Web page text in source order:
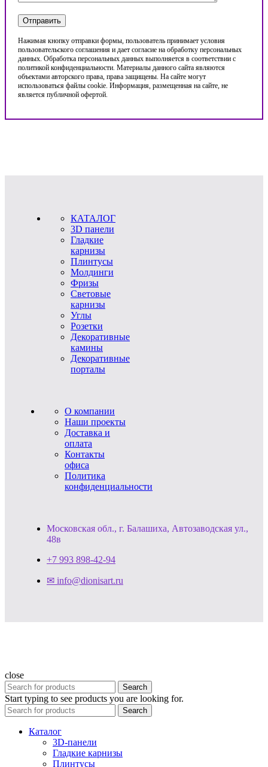
Нажимая кнопку отправки формы, пользователь принимает условия
пользовательского соглашения и дает согласие на обработку персональных
данных. Обработка персональных данных выполняется в соответствии с
политикой конфиденциальности. Материалы данного сайта являются
объектами авторского права, права защищены. На сайте могут
использоваться файлы cookie. Информация, размещенная на сайте, не
является публичной офертой.
КАТАЛОГ
3D панели
Гладкие
карнизы
Плинтусы
Молдинги
Фризы
Световые
карнизы
Углы
Розетки
Декоративные
камины
Декоративные
порталы
О компании
Наши проекты
Доставка и
оплата
Контакты
офиса
Политика
конфиденциальности
Московская обл., г. Балашиха, Автозаводская ул.,
48в
+7 993 898-42-94
✉ info@dionisart.ru
close
Search
Start typing to see products you are looking for.
Search
Каталог
3D-панели
Гладкие карнизы
Плинтусы